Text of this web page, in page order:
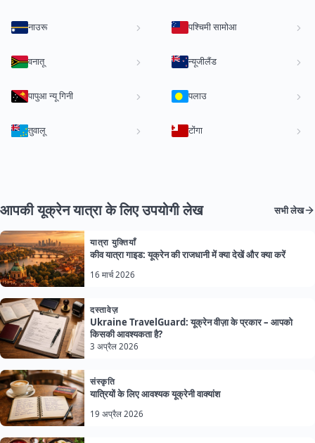
नाउरू पश्चिमी सामोआ
वनातू न्यूजीलैंड
पापुआ न्यू गिनी पलाउ
तुवालू टोंगा
आपकी यूक्रेन यात्रा के लिए उपयोगी लेख सभी लेख
यात्रा युक्तियाँ
कीव यात्रा गाइड: यूक्रेन की राजधानी में क्या देखें और क्या करें
16 मार्च 2026
दस्तावेज़
Ukraine TravelGuard: यूक्रेन वीज़ा के प्रकार – आपको
किसकी आवश्यकता है?
3 अप्रैल 2026
संस्कृति
यात्रियों के लिए आवश्यक यूक्रेनी वाक्यांश
19 अप्रैल 2026